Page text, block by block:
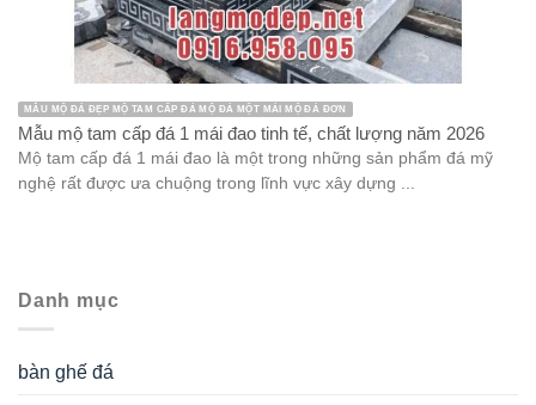
MẪU MỘ ĐÁ ĐẸP MỘ TAM CẤP ĐÁ MỘ ĐÁ MỘT MÁI MỘ ĐÁ ĐƠN
Mẫu mộ tam cấp đá 1 mái đao tinh tế, chất lượng năm 2026
Mộ tam cấp đá 1 mái đao là một trong những sản phẩm đá mỹ
nghệ rất được ưa chuộng trong lĩnh vực xây dựng ...
Danh mục
bàn ghế đá